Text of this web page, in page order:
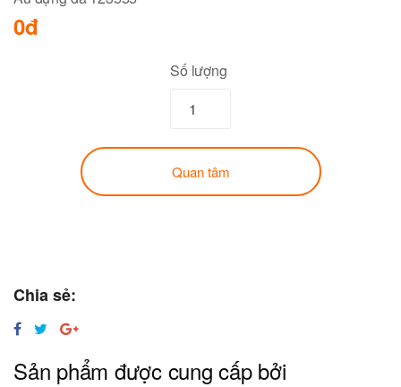
0đ
Số lượng
Quan tâm
Chia sẻ:
Sản phẩm được cung cấp bởi